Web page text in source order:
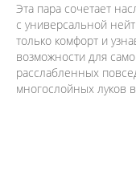
Эта пара сочетает
с универсальной
только комфорт и
возможности для
расслабленных
многослойных луков